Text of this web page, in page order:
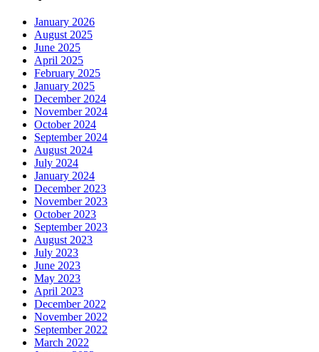
January 2026
August 2025
June 2025
April 2025
February 2025
January 2025
December 2024
November 2024
October 2024
September 2024
August 2024
July 2024
January 2024
December 2023
November 2023
October 2023
September 2023
August 2023
July 2023
June 2023
May 2023
April 2023
December 2022
November 2022
September 2022
March 2022